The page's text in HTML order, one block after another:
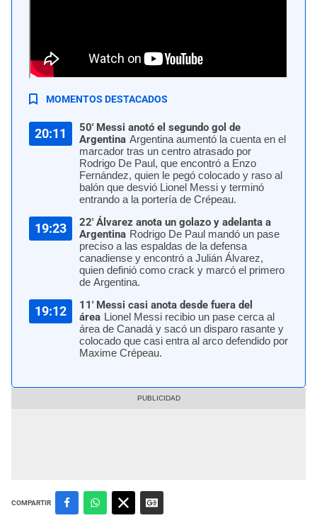
Argentina clasificó a la final de la Copa América 2024 tras vencer a
Canadá. | AFP
MOMENTOS DESTACADOS
20:11
50' Messi anotó el segundo gol de
Argentina Argentina aumentó la cuenta en el
marcador tras un centro atrasado por
Rodrigo De Paul, que encontró a Enzo
Fernández, quien le pegó colocado y raso al
balón que desvió Lionel Messi y terminó
entrando a la portería de Crépeau.
19:23
22' Álvarez anota un golazo y adelanta a
Argentina Rodrigo De Paul mandó un pase
preciso a las espaldas de la defensa
canadiense y encontró a Julián Álvarez,
quien definió como crack y marcó el primero
de Argentina.
19:12
11' Messi casi anota desde fuera del
área Lionel Messi recibio un pase cerca al
área de Canadá y sacó un disparo rasante y
colocado que casi entra al arco defendido por
Maxime Crépeau.
COMPARTIR